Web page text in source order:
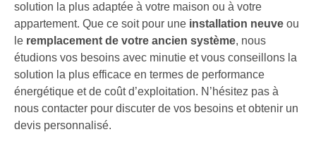
solution la plus adaptée à votre maison ou à votre
appartement. Que ce soit pour une installation neuve ou
le remplacement de votre ancien système, nous
étudions vos besoins avec minutie et vous conseillons la
solution la plus efficace en termes de performance
énergétique et de coût d’exploitation. N’hésitez pas à
nous contacter pour discuter de vos besoins et obtenir un
devis personnalisé.